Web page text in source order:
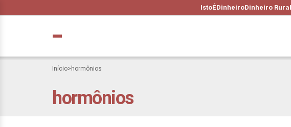
IstoÉDinheiroDinheiro Rural
Início> hormônios
hormônios
Serotonina, que gostosa